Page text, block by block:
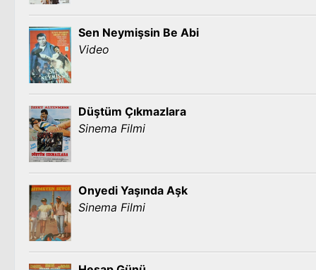
Sen Neymişsin Be Abi
Video
Düştüm Çıkmazlara
Sinema Filmi
Onyedi Yaşında Aşk
Sinema Filmi